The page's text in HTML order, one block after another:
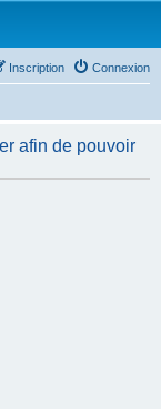
Connexion
Inscription
afin de pouvoir